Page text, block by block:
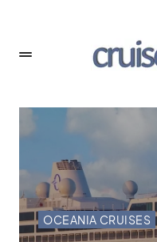
OCEANIA CRUISES